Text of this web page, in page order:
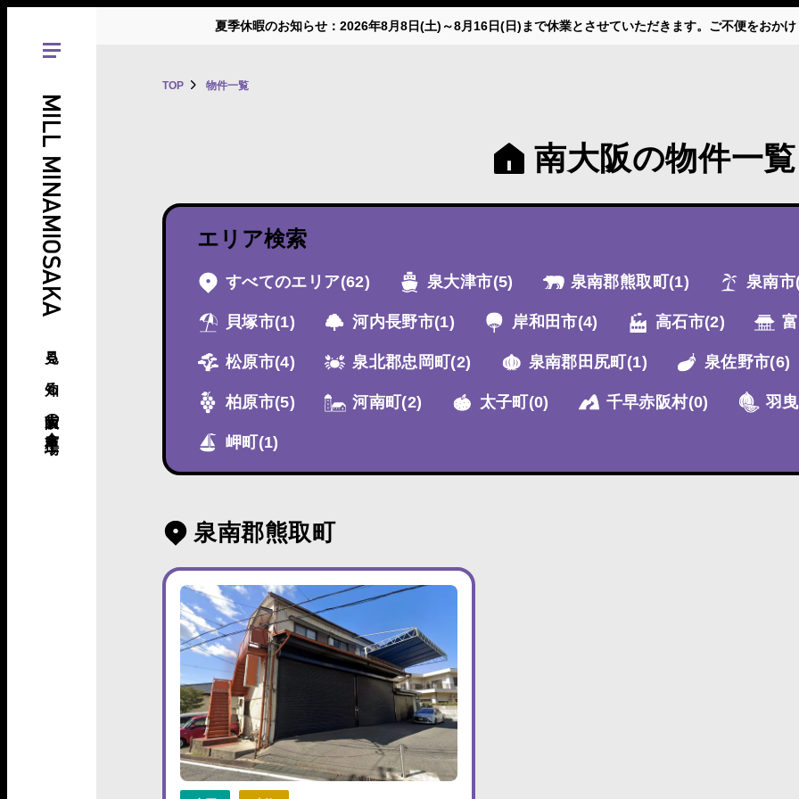
夏季休暇のお知らせ：2026年8月8日(土)～8月16日(日)まで休業とさせていただきます。ご不便をおかけ
MILL MINAMIOSAKA
見る、知る、南大阪の倉庫･工場
TOP 物件一覧
南大阪の物件一覧
エリア検索
すべてのエリア(62) 泉大津市(5) 泉南郡熊取町 (1) 泉南市
貝塚市(1) 河内長野市(1) 岸和田市(4) 高石市(2)
松原市(4) 泉北郡忠岡町 (2) 泉南郡田尻町 (1) 泉佐野市(6)
柏原市(5) 河南町 (2) 太子町 (0) 千早赤阪村(0) 羽
岬町 (1)
泉南郡熊取町